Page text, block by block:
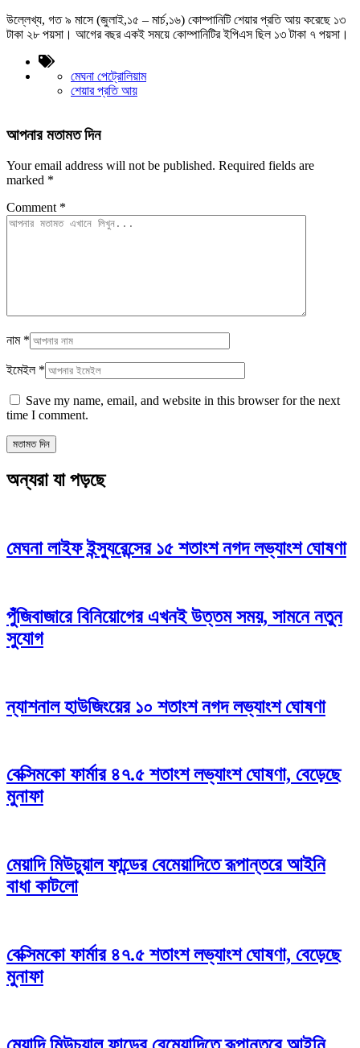
উল্লেখ্য, গত ৯ মাসে (জুলাই,১৫ – মার্চ,১৬) কোম্পানিটি শেয়ার প্রতি আয় করেছে ১৩
টাকা ২৮ পয়সা। আগের বছর একই সময়ে কোম্পানিটির ইপিএস ছিল ১৩ টাকা ৭ পয়সা।
মেঘনা পেট্রোলিয়াম
শেয়ার প্রতি আয়
আপনার মতামত দিন
Your email address will not be published. Required fields are
marked *
Comment *
নাম *
ইমেইল *
Save my name, email, and website in this browser for the next
time I comment.
অন্যরা যা পড়ছে
মেঘনা লাইফ ইন্স্যুরেন্সের ১৫ শতাংশ নগদ লভ্যাংশ ঘোষণা
পুঁজিবাজারে বিনিয়োগের এখনই উত্তম সময়, সামনে নতুন
সুযোগ
ন্যাশনাল হাউজিংয়ের ১০ শতাংশ নগদ লভ্যাংশ ঘোষণা
বেক্সিমকো ফার্মার ৪৭.৫ শতাংশ লভ্যাংশ ঘোষণা, বেড়েছে
মুনাফা
মেয়াদি মিউচুয়াল ফান্ডের বেমেয়াদিতে রূপান্তরে আইনি
বাধা কাটলো
বেক্সিমকো ফার্মার ৪৭.৫ শতাংশ লভ্যাংশ ঘোষণা, বেড়েছে
মুনাফা